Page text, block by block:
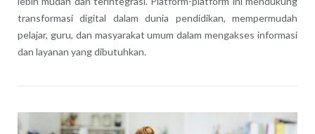
transformasi digital dalam dunia pendidikan, mempermudah
pelajar, guru, dan masyarakat umum dalam mengakses informasi
dan layanan yang dibutuhkan.